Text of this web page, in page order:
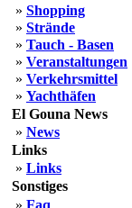
» Shopping
» Strände
» Tauch - Basen
» Veranstaltungen
» Verkehrsmittel
» Yachthäfen
El Gouna News
» News
Links
» Links
Sonstiges
» Faq